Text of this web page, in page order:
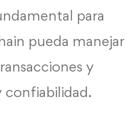
para
pueda manejar
y
confiabilidad.